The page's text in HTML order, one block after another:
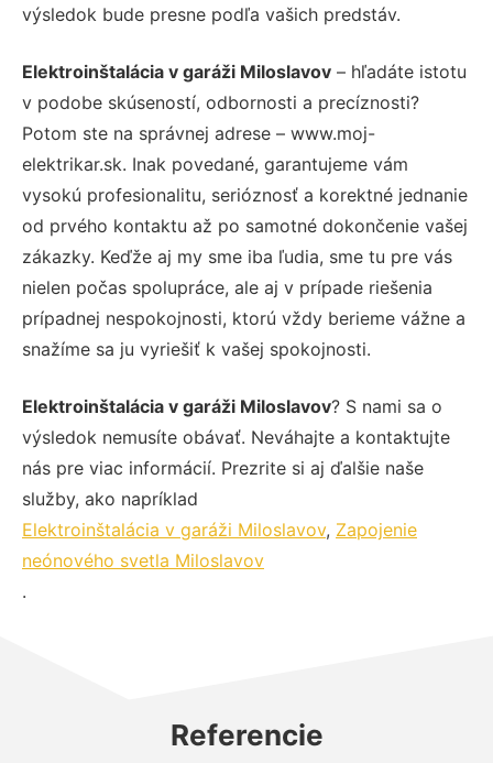
výsledok bude presne podľa vašich predstáv.
Elektroinštalácia v garáži Miloslavov – hľadáte istotu
v podobe skúseností, odbornosti a precíznosti?
Potom ste na správnej adrese – www.moj-
elektrikar.sk. Inak povedané, garantujeme vám
vysokú profesionalitu, serióznosť a korektné jednanie
od prvého kontaktu až po samotné dokončenie vašej
zákazky. Keďže aj my sme iba ľudia, sme tu pre vás
nielen počas spolupráce, ale aj v prípade riešenia
prípadnej nespokojnosti, ktorú vždy berieme vážne a
snažíme sa ju vyriešiť k vašej spokojnosti.
Elektroinštalácia v garáži Miloslavov? S nami sa o
výsledok nemusíte obávať. Neváhajte a kontaktujte
nás pre viac informácií. Prezrite si aj ďalšie naše
služby, ako napríklad
Elektroinštalácia v garáži Miloslavov, Zapojenie
neónového svetla Miloslavov
.
Referencie